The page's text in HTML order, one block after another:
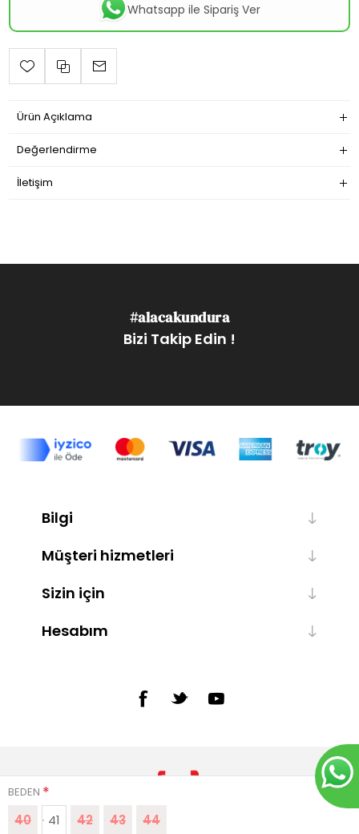
BEDEN *
40 41 42 43 44
Whatsapp ile Sipariş Ver
Ürün Açıklama
Değerlendirme
İletişim
#alacakundura
Bizi Takip Edin !
Bilgi
Müşteri hizmetleri
Sizin için
Hesabım